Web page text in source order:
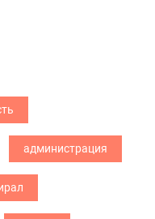
администрация